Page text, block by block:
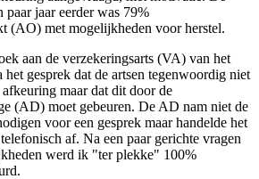
paar jaar eerder was 79%
(AO) met mogelijkheden voor herstel.
aan de verzekeringsarts (VA) van het
gesprek dat de artsen tegenwoordig niet
maar dat dit door de
(AD) moet gebeuren. De AD nam niet de
voor een gesprek maar handelde het
af. Na een paar gerichte vragen
werd ik "ter plekke" 100%